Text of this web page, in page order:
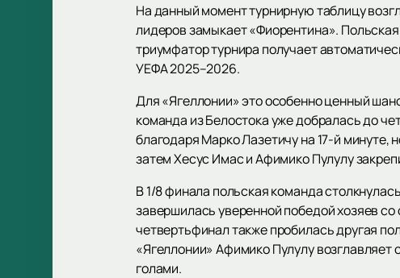
На данный момент турнирную таблицу
лидеров замыкает «Фиорентина».
триумфатор турнира получает
УЕФА 2025–2026.
Для «Ягеллонии» это особенно ценный
команда из Белостока уже добралась до
благодаря Марко Лазетичу на 17-й минуте,
затем Хесус Имас и Афимико Пулулу
В 1/8 финала польская команда
завершилась уверенной победой хозяев
четвертьфинал также пробилась другая
«Ягеллонии» Афимико Пулулу
голами.